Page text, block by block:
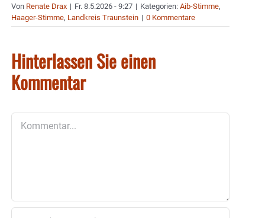
Von Renate Drax | Fr. 8.5.2026 - 9:27 | Kategorien: Aib-Stimme,
Haager-Stimme, Landkreis Traunstein | 0 Kommentare
Hinterlassen Sie einen
Kommentar